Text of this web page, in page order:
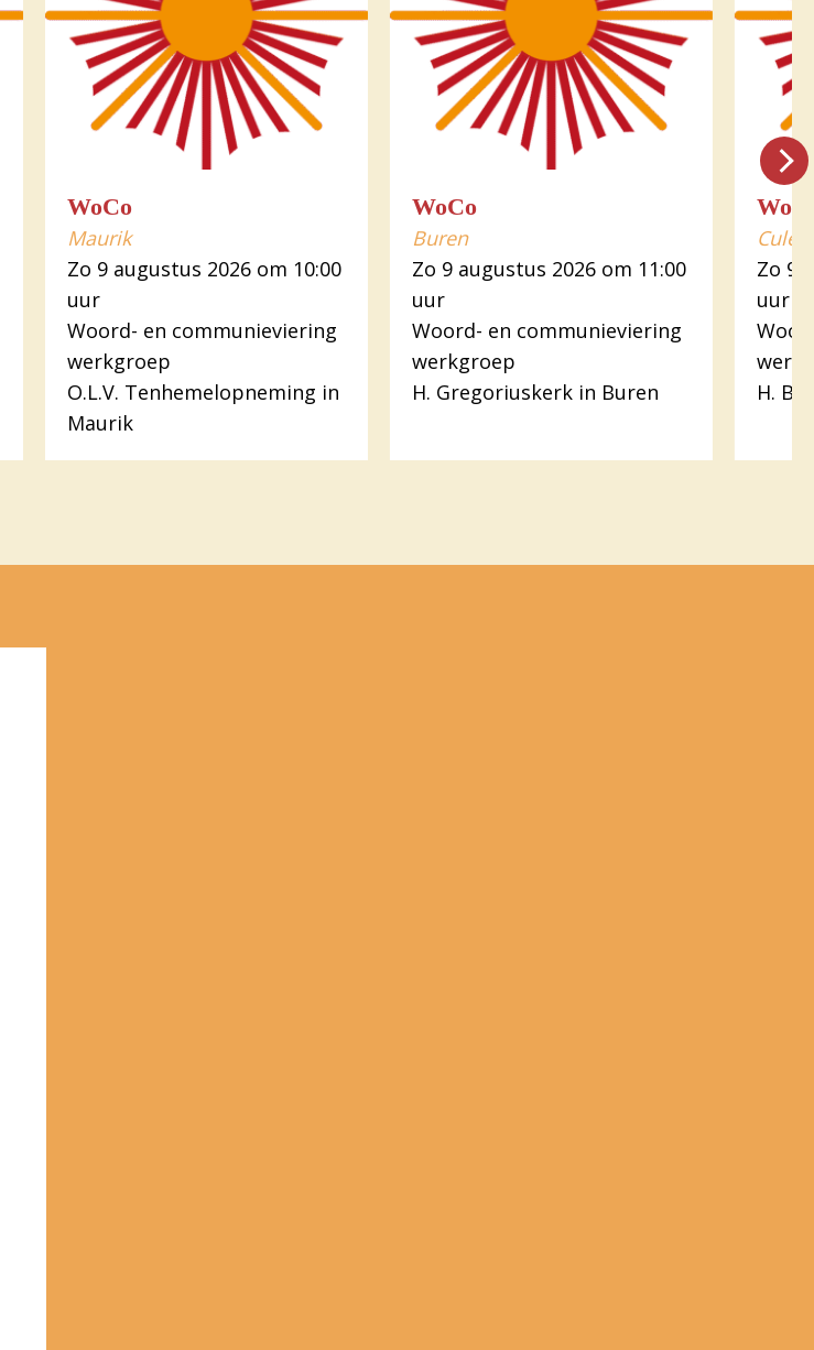
WoCo
Maurik
Zo 9 augustus 2026 om 10:00
uur
Woord- en communieviering
werkgroep
O.L.V. Tenhemelopneming in
Maurik
WoCo
Buren
Zo 9 augustus 2026 om 11:00
uur
Woord- en communieviering
werkgroep
H. Gregoriuskerk in Buren
Zo 9
uur
H.